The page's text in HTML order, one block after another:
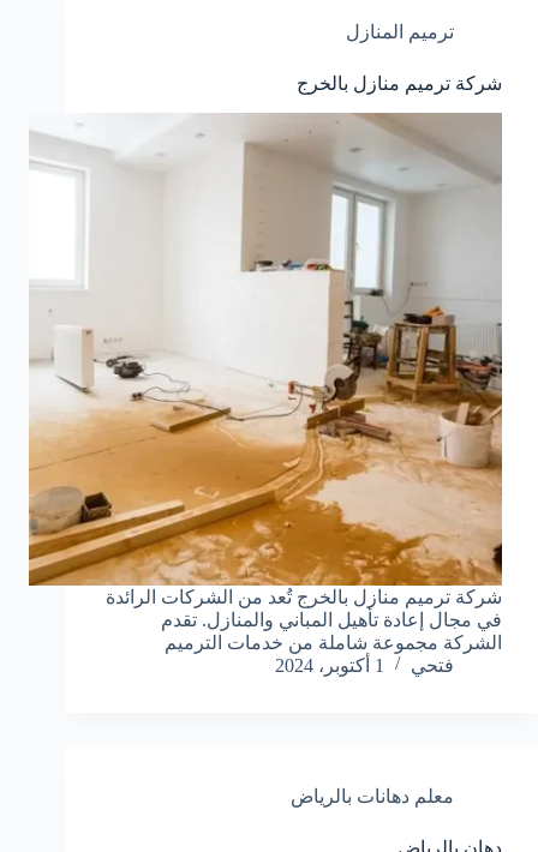
ترميم المنازل
شركة ترميم منازل بالخرج
شركة ترميم منازل بالخرج تُعد من الشركات الرائدة
في مجال إعادة تأهيل المباني والمنازل. تقدم
الشركة مجموعة شاملة من خدمات الترميم
فتحي
1 أكتوبر، 2024
معلم دهانات بالرياض
دهان بالرياض